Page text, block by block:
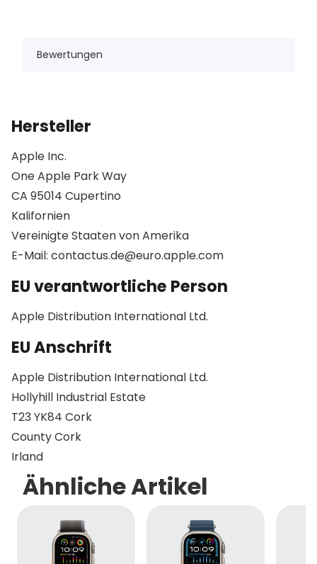
Bewertungen
Hersteller
Apple Inc.
One Apple Park Way
CA 95014 Cupertino
Kalifornien
Vereinigte Staaten von Amerika
E-Mail: contactus.de@euro.apple.com
EU verantwortliche Person
Apple Distribution International Ltd.
EU Anschrift
Apple Distribution International Ltd.
Hollyhill Industrial Estate
T23 YK84 Cork
County Cork
Irland
Ähnliche Artikel